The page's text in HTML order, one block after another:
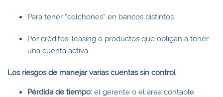
Para tener “colchones” en bancos distintos.
Por créditos, leasing o productos que obligan a tener
una cuenta activa.
Los riesgos de manejar varias cuentas sin control
Pérdida de tiempo: el gerente o el área contable